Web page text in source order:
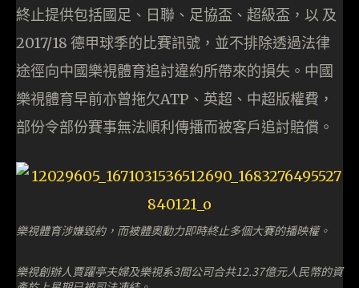
終止提供包括國足、日聯、足協盃、超級盃，以 及
2017/18 德甲球季的比賽訊號，並不排除透過法律
途徑向中國樂視體育追討違約所帶來的損失。中國
樂視體育早前亦曾拖欠ATP、英超、中超版權費，
部份令部份賽事無法順利傳播而被客戶追討賠償。
樂視體育涉嫌毀約，而被體奧動力即時終止多個大賽的播映權。
樂視創辦人賈躍亭夫婦及樂視系3間公司合共12.37億元人民幣的資